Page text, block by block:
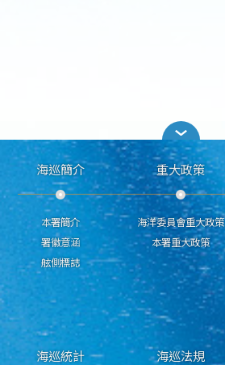
海巡簡介
本署簡介
署徽意涵
舷側標誌
重大政策
海洋委員會重大政策
本署重大政策
海巡統計 海巡法規